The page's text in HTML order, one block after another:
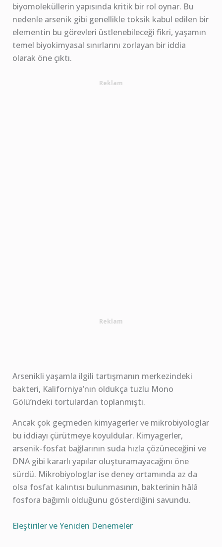
biyomoleküllerin yapısında kritik bir rol oynar. Bu
nedenle arsenik gibi genellikle toksik kabul edilen bir
elementin bu görevleri üstlenebileceği fikri, yaşamın
temel biyokimyasal sınırlarını zorlayan bir iddia
olarak öne çıktı.
Reklam
Reklam
Arsenikli yaşamla ilgili tartışmanın merkezindeki
bakteri, Kaliforniya’nın oldukça tuzlu Mono
Gölü’ndeki tortulardan toplanmıştı.
Ancak çok geçmeden kimyagerler ve mikrobiyologlar
bu iddiayı çürütmeye koyuldular. Kimyagerler,
arsenik-fosfat bağlarının suda hızla çözüneceğini ve
DNA gibi kararlı yapılar oluşturamayacağını öne
sürdü. Mikrobiyologlar ise deney ortamında az da
olsa fosfat kalıntısı bulunmasının, bakterinin hâlâ
fosfora bağımlı olduğunu gösterdiğini savundu.
Eleştiriler ve Yeniden Denemeler